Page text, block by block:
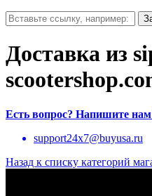
Доставка из
Есть вопрос? Напишите
support24x7@buyusa.ru
Назад к списку категорий